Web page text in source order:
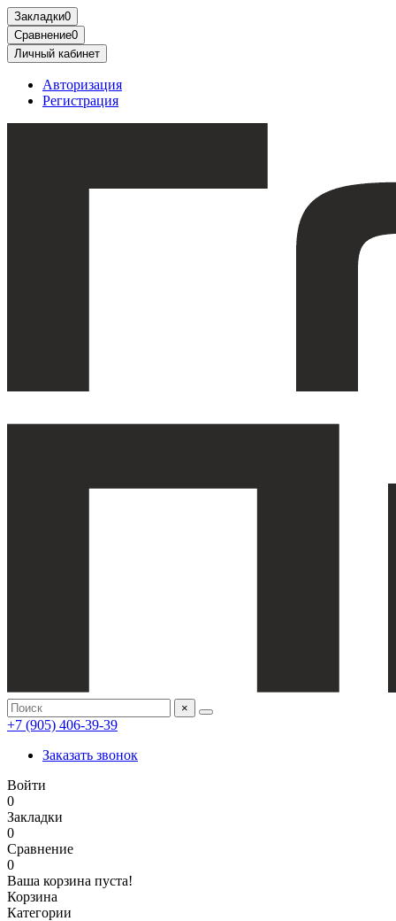
Закладки0
Сравнение0
Личный кабинет
Авторизация
Регистрация
×
+7 (905) 406-39-39
Заказать звонок
Войти
0
Закладки
0
Сравнение
0
Ваша корзина пуста!
Корзина
Категории